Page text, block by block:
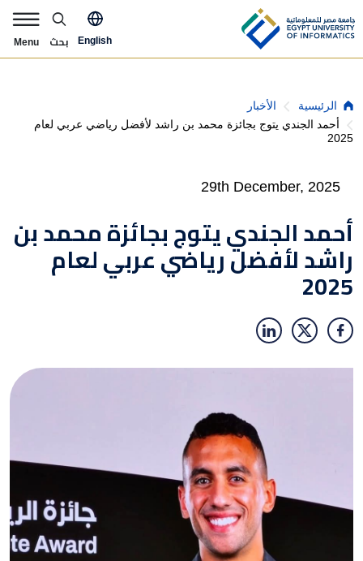
Skip to main content
Now Menu
English بحث Menu
Breadcrumb
الرئيسية
الأخبار
أحمد الجندي يتوج بجائزة محمد بن راشد لأفضل رياضي عربي لعام
2025
29th December, 2025
أحمد الجندي يتوج بجائزة محمد بن
راشد لأفضل رياضي عربي لعام
2025